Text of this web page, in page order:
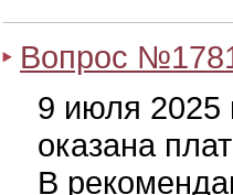
Вопрос
9 июля
оказана
В